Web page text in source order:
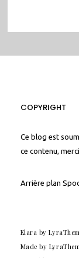
COPYRIGHT
Ce blog est
ce contenu,
Arrière plan
Elara by
Made by